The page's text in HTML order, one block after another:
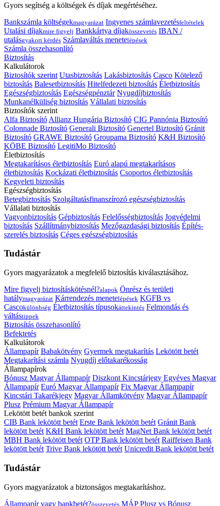
Gyors segítség a költségek és díjak megértéséhez.
Bankszámla költségekmagyarázat Ingyenes számlavezetésfeltételek
Utalási díjakmire figyelj Bankkártya díjakösszevetés IBAN /
utalásgyakori kérdés Számlaváltás menetelépések
Számla összehasonlító
Biztosítás
Kalkulátorok
Biztosítók szerint Utasbiztosítás Lakásbiztosítás Casco Kötelező
biztosítás Balesetbiztosítás Hitelfedezeti biztosítás Életbiztosítás
Egészségbiztosítás Egészségpénztár Nyugdíjbiztosítás
Munkanélküliség biztosítás Vállalati biztosítás
Biztosítók szerint
Alfa Biztosító Allianz Hungária Biztosító CIG Pannónia Biztosító
Colonnade Biztosító Generali Biztosító Genertel Biztosító Gránit
Biztosító GRAWE Biztosító Groupama Biztosító K&H Biztosító
KÖBE Biztosító LegitiMo Biztosító
Életbiztosítás
Megtakarításos életbiztosítás Euró alapú megtakarításos
életbiztosítás Kockázati életbiztosítás Csoportos életbiztosítás
Kegyeleti biztosítás
Egészségbiztosítás
Betegbiztosítás Szolgáltatásfinanszírozó egészségbiztosítás
Vállalati biztosítás
Vagyonbiztosítás Gépbiztosítás Felelősségbiztosítás Jogvédelmi
biztosítás Szállítmánybiztosítás Mezőgazdasági biztosítás Építés-
szerelés biztosítás Céges egészségbiztosítás
Tudástár
Gyors magyarázatok a megfelelő biztosítás kiválasztásához.
Mire figyelj biztosításkötésnél?alapok Önrész és területi
hatálymagyarázat Kárrendezés menetelépések KGFB vs
Cascokülönbség Életbiztosítás típusokáttekintés Felmondás és
váltástippek
Biztosítás összehasonlító
Befektetés
Kalkulátorok
Állampapír Babakötvény Gyermek megtakarítás Lekötött betét
Megtakarítási számla Nyugdíj előtakarékosság
Állampapírok
Bónusz Magyar Állampapír Diszkont Kincstárjegy Egyéves Magyar
Állampapír Euró Magyar Állampapír Fix Magyar Állampapír
Kincstári Takarékjegy Magyar Államkötvény Magyar Állampapír
Plusz Prémium Magyar Állampapír
Lekötött betét bankok szerint
CIB Bank lekötött betét Erste Bank lekötött betét Gránit Bank
lekötött betét K&H Bank lekötött betét MagNet Bank lekötött betét
MBH Bank lekötött betét OTP Bank lekötött betét Raiffeisen Bank
lekötött betét Trive Bank lekötött betét Unicredit Bank lekötött betét
Tudástár
Gyors magyarázatok a biztonságos megtakarításhoz.
Állampapír vagy bankbetét?összevetés MÁP Plusz vs Bónusz